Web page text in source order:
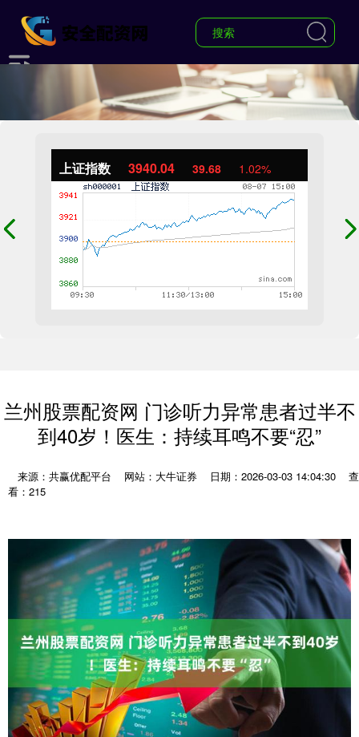
上证指数 3940.04 39.68 1.02%
兰州股票配资网 门诊听力异常患者过半不
到40岁！医生：持续耳鸣不要“忍”
来源：共赢优配平台 网站：大牛证券 日期：2026-03-03 14:04:30
查
看：215